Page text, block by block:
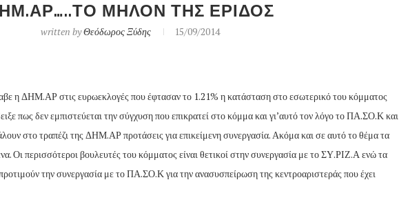
ΜΗΛΟΝ ΤΗΣ ΕΡΙΔΟΣ
written byΘεόδωρος Ξύδης 15/09/2014
η ΔΗΜ.ΑΡ στις ευρωεκλογές που έφτασαν το 1.21% η κατάσταση στο εσωτερικό του κόμματος
πως δεν εμπιστεύεται την σύγχυση που επικρατεί στο κόμμα και γι’αυτό τον λόγο το ΠΑ.ΣΟ.Κ και
στο τραπέζι της ΔΗΜ.ΑΡ προτάσεις για επικείμενη συνεργασία. Ακόμα και σε αυτό το θέμα τα
Οι περισσότεροι βουλευτές του κόμματος είναι θετικοί στην συνεργασία με το ΣΥ.ΡΙΖ.Α ενώ τα
την συνεργασία με το ΠΑ.ΣΟ.Κ για την ανασυσπείρωση της κεντροαριστεράς που έχει